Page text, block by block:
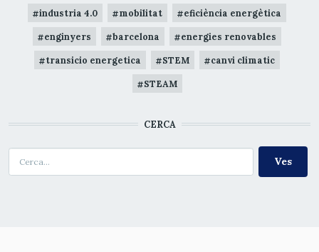
industria 4.0 mobilitat eficiència energètica
enginyers barcelona energies renovables
transicio energetica STEM canvi climatic
STEAM
CERCA